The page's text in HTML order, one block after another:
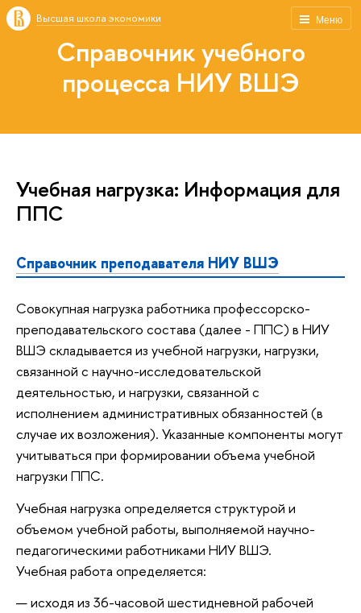
Меню
Высшая школа экономики
Справочник учебного
процесса НИУ ВШЭ
Учебная нагрузка: Информация для
ППС
Справочник преподавателя НИУ ВШЭ
Совокупная нагрузка работника профессорско-
преподавательского состава (далее - ППС) в НИУ
ВШЭ складывается из учебной нагрузки, нагрузки,
связанной с научно-исследовательской
деятельностью, и нагрузки, связанной с
исполнением административных обязанностей (в
случае их возложения). Указанные компоненты могут
учитываться при формировании объема учебной
нагрузки ППС.
Учебная нагрузка определяется структурой и
объемом учебной работы, выполняемой научно-
педагогическими работниками НИУ ВШЭ.
Учебная работа определяется:
исходя из 36-часовой шестидневной рабочей